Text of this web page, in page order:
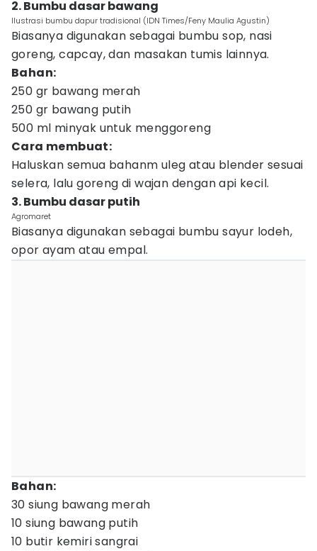
2. Bumbu dasar bawang
Ilustrasi bumbu dapur tradisional (IDN Times/Feny Maulia Agustin)
Biasanya digunakan sebagai bumbu sop, nasi
goreng, capcay, dan masakan tumis lainnya.
Bahan:
250 gr bawang merah
250 gr bawang putih
500 ml minyak untuk menggoreng
Cara membuat:
Haluskan semua bahanm uleg atau blender sesuai
selera, lalu goreng di wajan dengan api kecil.
3. Bumbu dasar putih
Agromaret
Biasanya digunakan sebagai bumbu sayur lodeh,
opor ayam atau empal.
Bahan:
30 siung bawang merah
10 siung bawang putih
10 butir kemiri sangrai